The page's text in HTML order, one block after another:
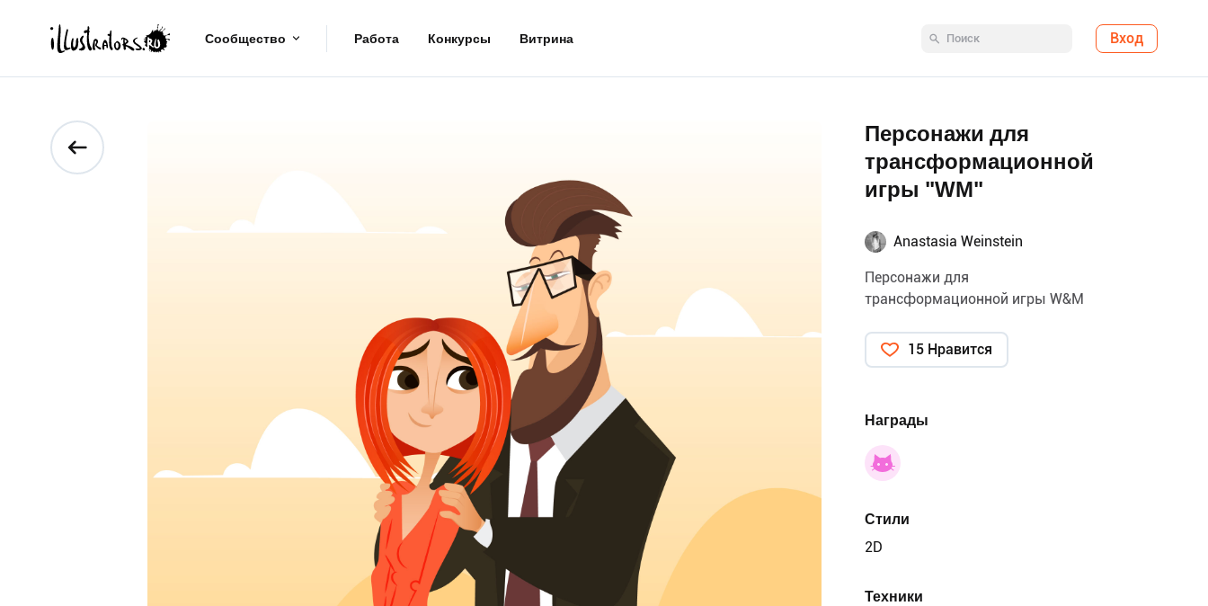
Сообщество Работа Конкурсы Витрина Вход
Персонажи для
трансформационной
игры "WM"
Anastasia Weinstein
Персонажи для
трансформационной игры W&M
15 Нравится
Награды
Стили
2D
Техники